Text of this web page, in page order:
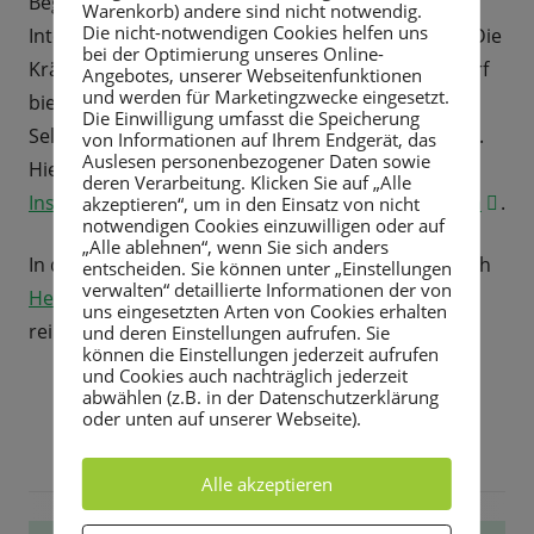
ö
f
f
n
e
n
F
e
n
s
t
e
r
ö
f
f
n
e
n
Interessieren Sie sich für die Kräuter der Region? Die
Kräuterspaziergänge und -workshops von A. Scherf
bieten Ihnen Einblicke, Kostproben und
Selbsthergestelltes aus unserer heimischen Natur.
Hier gelangen Sie zu ihrem Instagram-Account:
Instagram Annette Scherf - das.gaense.bluemchen
I.
In der warmen Jahreszeit bietet der Naturbadeteich
Heidemühlenteichallen Freunden des Wassers
reines Badevergnügen.
Warenkorb) andere sind nicht notwendig.
Die nicht-notwendigen Cookies helfen uns
bei der Optimierung unseres Online-
Angebotes, unserer Webseitenfunktionen
und werden für Marketingzwecke eingesetzt.
Die Einwilligung umfasst die Speicherung
von Informationen auf Ihrem Endgerät, das
Auslesen personenbezogener Daten sowie
deren Verarbeitung. Klicken Sie auf „Alle
akzeptieren“, um in den Einsatz von nicht
notwendigen Cookies einzuwilligen oder auf
„Alle ablehnen“, wenn Sie sich anders
entscheiden. Sie können unter „Einstellungen
verwalten“ detaillierte Informationen der von
uns eingesetzten Arten von Cookies erhalten
und deren Einstellungen aufrufen. Sie
können die Einstellungen jederzeit aufrufen
und Cookies auch nachträglich jederzeit
abwählen (z.B. in der Datenschutzerklärung
oder unten auf unserer Webseite).
Alle akzeptieren